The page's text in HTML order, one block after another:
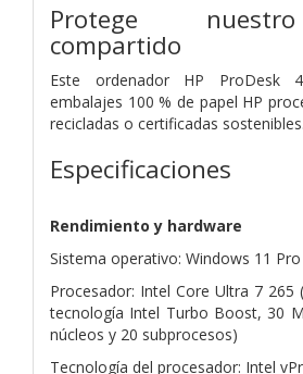
Protege
compartido
Este ordenador HP ProDesk
embalajes 100 % de papel HP
recicladas o certificadas sostenibles.
Especificaciones
Rendimiento y hardware
Sistema operativo: Windows 11 Pro
Procesador: Intel Core Ultra 7 265
tecnología Intel Turbo Boost, 30
núcleos y 20 subprocesos)
Tecnología del procesador: Intel